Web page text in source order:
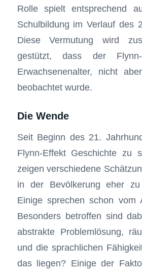
Rolle spielt entsprechend
Schulbildung im Verlauf des
Diese Vermutung wird
gestützt, dass der
Erwachsenenalter, nicht
beobachtet wurde.
Die Wende
Seit Beginn des 21.
Flynn-Effekt Geschichte zu
zeigen verschiedene
in der Bevölkerung eher
Einige sprechen schon vom
Besonders betroffen sind
abstrakte Problemlösung,
und die sprachlichen
das liegen? Einige der